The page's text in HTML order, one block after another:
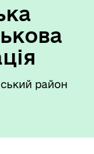
район